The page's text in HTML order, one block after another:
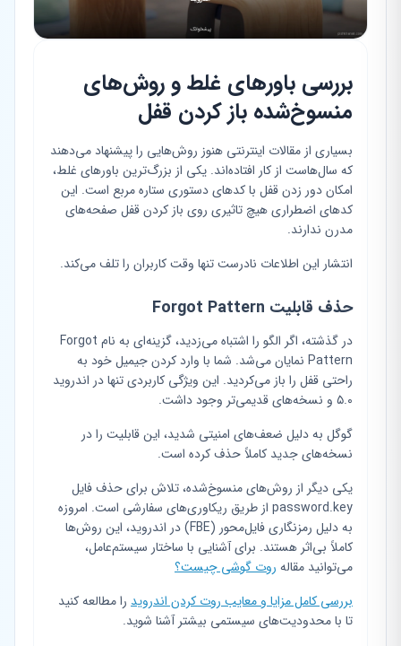
بررسی باورهای غلط و روش‌های
منسوخ‌شده باز کردن قفل
بسیاری از مقالات اینترنتی هنوز روش‌هایی را پیشنهاد می‌دهند
که سال‌هاست از کار افتاده‌اند. یکی از بزرگ‌ترین باورهای غلط،
امکان دور زدن قفل با کدهای دستوری ستاره مربع است. این
کدهای اضطراری هیچ تاثیری روی باز کردن قفل صفحه‌های
مدرن ندارند.
انتشار این اطلاعات نادرست تنها وقت کاربران را تلف می‌کند.
حذف قابلیت Forgot Pattern
در گذشته، اگر الگو را اشتباه می‌زدید، گزینه‌ای به نام Forgot
Pattern نمایان می‌شد. شما با وارد کردن جیمیل خود به
راحتی قفل را باز می‌کردید. این ویژگی کاربردی تنها در اندروید
۵.۰ و نسخه‌های قدیمی‌تر وجود داشت.
گوگل به دلیل ضعف‌های امنیتی شدید، این قابلیت را در
نسخه‌های جدید کاملاً حذف کرده است.
یکی دیگر از روش‌های منسوخ‌شده، تلاش برای حذف فایل
password.key از طریق ریکاوری‌های سفارشی است. امروزه
به دلیل رمزنگاری فایل‌محور (FBE) در اندروید، این روش‌ها
کاملاً بی‌اثر هستند. برای آشنایی با ساختار سیستم‌عامل،
می‌توانید مقاله روت گوشی چیست؟
بررسی کامل مزایا و معایب روت کردن اندروید را مطالعه کنید
تا با محدودیت‌های سیستمی بیشتر آشنا شوید.